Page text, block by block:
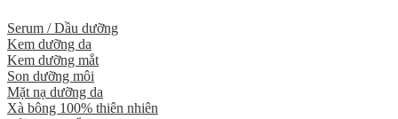
Serum / Dầu dưỡng
Kem dưỡng da
Kem dưỡng mắt
Son dưỡng môi
Mặt nạ dưỡng da
Xà bông 100% thiên nhiên